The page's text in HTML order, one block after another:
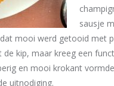
sausje
mooi werd getooid met
kip, maar kreeg een
en mooi krokant
uitnodiging.